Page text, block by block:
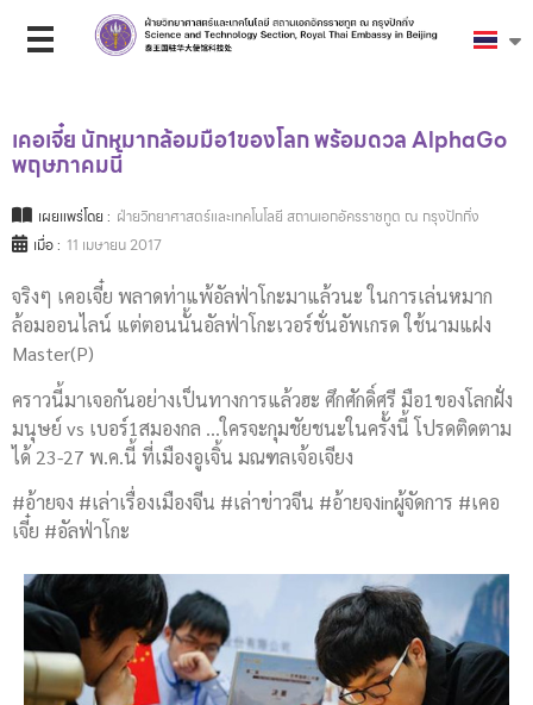
เคอเจี๋ย นักหมากล้อมมือ1ของโลก พร้อมดวล AlphaGo
พฤษภาคมนี้
เผยแพร่โดย : ฝ่ายวิทยาศาสตร์และเทคโนโลยี สถานเอกอัครราชทูต ณ กรุงปักกิ่ง
เมื่อ : 11 เมษายน 2017
จริงๆ เคอเจี๋ย พลาดท่าแพ้อัลฟ่าโกะมาแล้วนะ ในการเล่นหมาก
ล้อมออนไลน์ แต่ตอนนั้นอัลฟ่าโกะเวอร์ชั่นอัพเกรด ใช้นามแฝง
Master(P)
คราวนี้มาเจอกันอย่างเป็นทางการแล้วฮะ ศึกศักดิ์ศรี มือ1ของโลกฝั่ง
มนุษย์ vs เบอร์1สมองกล …ใครจะกุมชัยชนะในครั้งนี้ โปรดติดตาม
ได้ 23-27 พ.ค.นี้ ที่เมืองอูเจิ้น มณฑลเจ้อเจียง
#อ้ายจง #เล่าเรื่องเมืองจีน #เล่าข่าวจีน #อ้ายจงinผู้จัดการ #เคอ
เจี๋ย #อัลฟ่าโกะ